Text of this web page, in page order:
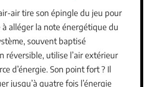
air tire son épingle du jeu pour
à alléger la note énergétique du
souvent baptisé
réversible, utilise l’air extérieur
d’énergie. Son point fort ? Il
jusqu’à quatre fois l’énergie